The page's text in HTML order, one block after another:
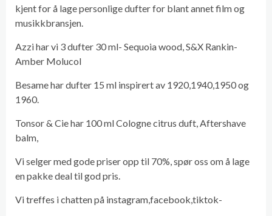
kjent for å lage personlige dufter for blant annet film og
musikkbransjen.
Azzi har vi 3 dufter 30 ml- Sequoia wood, S&X Rankin-
Amber Molucol
Besame har dufter 15 ml inspirert av 1920,1940,1950 og
1960.
Tonsor & Cie har 100 ml Cologne citrus duft, Aftershave
balm,
Vi selger med gode priser opp til 70%, spør oss om å lage
en pakke deal til god pris.
Vi treffes i chatten på instagram,facebook,tiktok-